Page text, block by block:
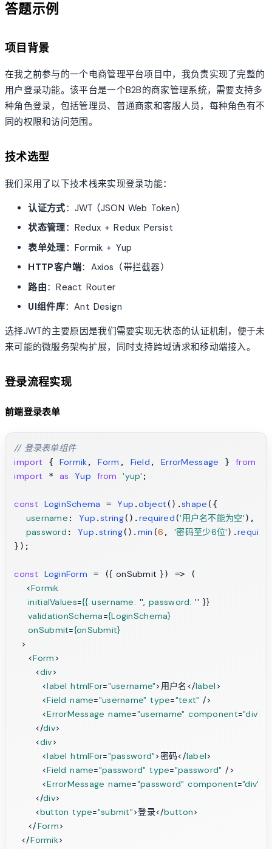
答题示例
项目背景
在我之前参与的一个电商管理平台项目中，我负责实现了完整的
用户登录功能。该平台是一个B2B的商家管理系统，需要支持多
种角色登录，包括管理员、普通商家和客服人员，每种角色有不
同的权限和访问范围。
技术选型
我们采用了以下技术栈来实现登录功能：
认证方式：JWT (JSON Web Token)
状态管理：Redux + Redux Persist
表单处理：Formik + Yup
HTTP客户端：Axios（带拦截器）
路由：React Router
UI组件库：Ant Design
选择JWT的主要原因是我们需要实现无状态的认证机制，便于未
来可能的微服务架构扩展，同时支持跨域请求和移动端接入。
登录流程实现
前端登录表单
// 登录表单组件
import { Formik, Form , Field , ErrorMessage } from
import * as Yup from 'yup' ;
const LoginSchema = Yup .object ().shape ({
username : Yup .string(). required ('用户名不能为空'),
password : Yup .string(). min (6 , '密码至少6位').
});
const LoginForm = ({ onSubmit }) => (
<Formik
initialValues={{ username: '', password: '' }}
validationSchema={LoginSchema}
onSubmit={onSubmit}
  >
<Form>
<div>
<label htmlFor="username"> 用户名 </label>
<Field name="username" type="text" />
<ErrorMessage name="username" component="div"
</div>
<div>
<label htmlFor="password">密码</label>
<Field name="password" type="password" />
<ErrorMessage name="password" component="div"
</div>
<button type="submit">登录</button>
</Form>
</Formik>